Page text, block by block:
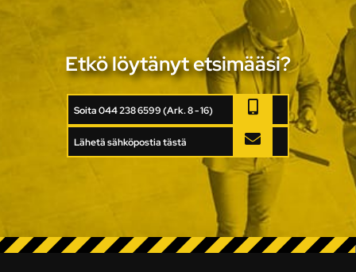
Etkö löytänyt etsimääsi?
Soita 044 238 6599 (Ark. 8 - 16)
Lähetä sähköpostia tästä